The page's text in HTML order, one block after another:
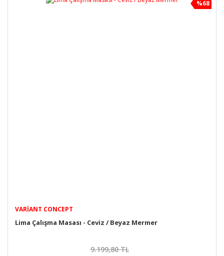
%68
VARIANT CONCEPT
Lima Çalışma Masası - Ceviz / Beyaz Mermer
9.199,80 TL